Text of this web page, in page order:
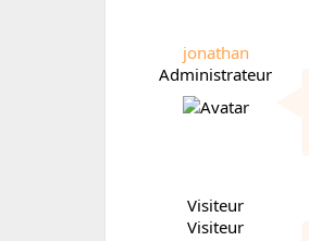
jonathan
Administrateur
Visiteur
Visiteur